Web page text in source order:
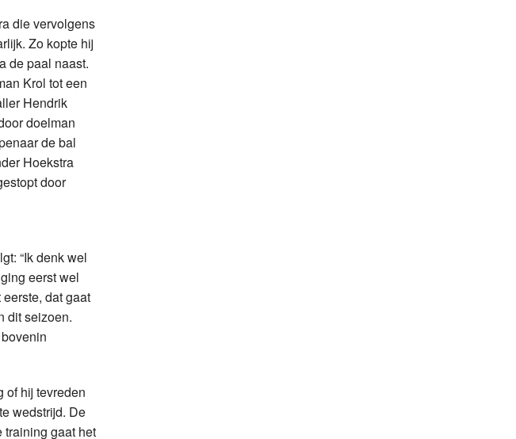
die vervolgens
Zo kopte hij
de paal naast.
Krol tot een
Hendrik
doelman
de bal
Hoekstra
door
“Ik denk wel
eerst wel
dat gaat
dit seizoen.
of hij tevreden
wedstrijd. De
training gaat het